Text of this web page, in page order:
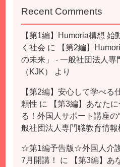
Recent Comments
【第1編】Humoria構想
く社会 に
【第2編】
の未来」 - 一般社団法人専
（KJK）
より
【第2編】安心して学べ
頼性 に
【第3編】あなた
る！外国人サポート講座の
般社団法人専門職教育情報
☆第1編予告版☆外国人介
7月開講！
に
【第3編】